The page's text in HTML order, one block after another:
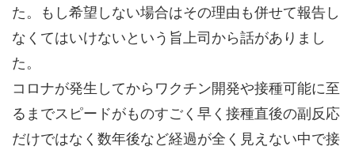
た。もし希望しない場合はその理由も併せて報告し
なくてはいけないという旨上司から話がありまし
た。
コロナが発生してからワクチン開発や接種可能に至
るまでスピードがものすごく早く接種直後の副反応
だけではなく数年後など経過が全く見えない中で接